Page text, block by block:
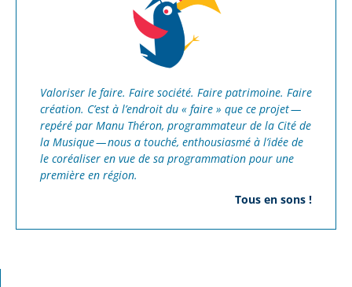
Valoriser le faire. Faire société. Faire patrimoine. Faire
création. C’est à l’endroit du « faire » que ce projet —
repéré par Manu Théron, programmateur de la Cité de
la Musique — nous a touché, enthousiasmé à l’idée de
le coréaliser en vue de sa programmation pour une
première en région.
Tous en sons !